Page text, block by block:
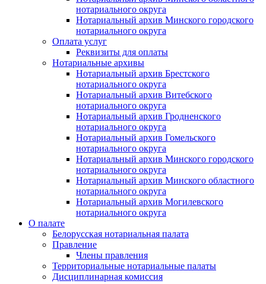
нотариального округа
Нотариальный архив Минского городского
нотариального округа
Оплата услуг
Реквизиты для оплаты
Нотариальные архивы
Нотариальный архив Брестского
нотариального округа
Нотариальный архив Витебского
нотариального округа
Нотариальный архив Гродненского
нотариального округа
Нотариальный архив Гомельского
нотариального округа
Нотариальный архив Минского городского
нотариального округа
Нотариальный архив Минского областного
нотариального округа
Нотариальный архив Могилевского
нотариального округа
О палате
Белорусская нотариальная палата
Правление
Члены правления
Территориальные нотариальные палаты
Дисциплинарная комиссия